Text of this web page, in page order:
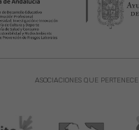
ASOCIACIONES QUE